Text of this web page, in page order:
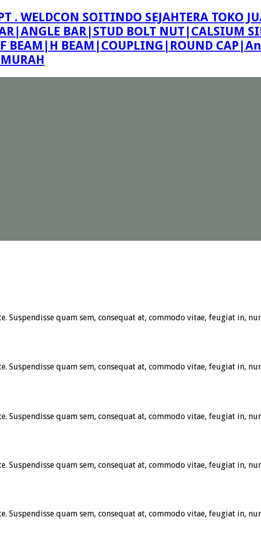
. WELDCON SOITINDO SEJAHTERA TOKO
BAR|STUD BOLT NUT|CALSIUM
BEAM|H BEAM|COUPLING|ROUND
Suspendisse quam sem, consequat at, commodo vitae, feugiat in,
Suspendisse quam sem, consequat at, commodo vitae, feugiat in,
Suspendisse quam sem, consequat at, commodo vitae, feugiat in,
Suspendisse quam sem, consequat at, commodo vitae, feugiat in,
Suspendisse quam sem, consequat at, commodo vitae, feugiat in,